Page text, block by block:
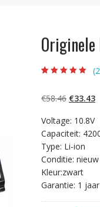
Originele
gebaseerd op
klantbeoordelinge
(2
€58.46
was:
€58.46.
€33.43
Voltage: 10.8V
Capaciteit:
Type: Li-ion
Conditie: nieuw
Kleur:zwart
Garantie: 1 jaar